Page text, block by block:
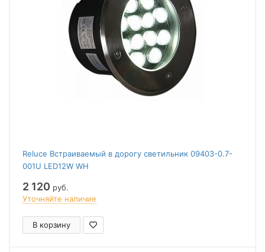
Reluce Встраиваемый в дорогу светильник 09403-0.7-
001U LED12W WH
2 120 руб.
Уточняйте наличие
В корзину